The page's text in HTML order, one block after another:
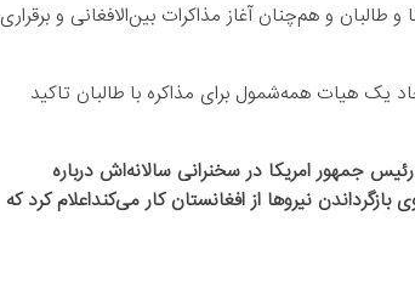
و طالبان و هم‌چنان آغاز مذاکرات بین‌الافغانی و برقراری
یک هیات همه‌شمول برای مذاکره با طالبان تاکید
جمهور امریکا در سخنرانی سالانه‌اش درباره
نیروها از افغانستان کار می‌کنداعلام کرد که